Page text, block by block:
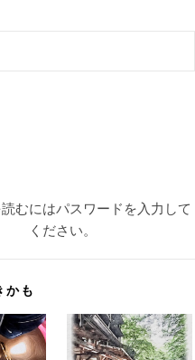
むにはパスワードを入力して
ください。
かも